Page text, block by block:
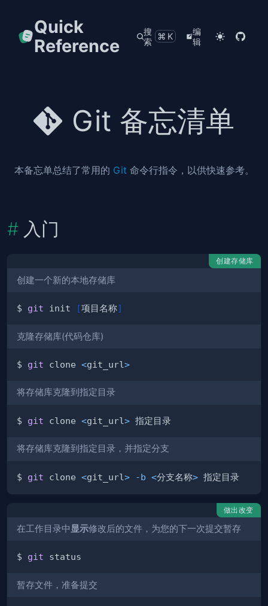
Quick
Reference
搜
索
⌘K
编
辑
Git 备忘清单
本备忘单总结了常用的 Git 命令行指令，以供快速参考。
入门
创建存储库
创建一个新的本地存储库
$ git init [项目名称]
克隆存储库(代码仓库)
$ git clone <git_url>
将存储库克隆到指定目录
$ git clone <git_url>
将存储库克隆到指定目录，并指定分支
$ git clone <git_url> -b <分支名称>
做出改变
在工作目录中 显示修改后的文件，为您的下一次提交暂存
$ git
暂存文件，准备提交